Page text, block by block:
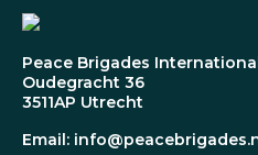
Peace Brigades
Oudegracht 36
3511AP Utrecht
Email: